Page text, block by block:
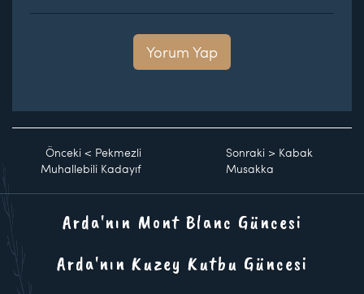
Yorum Yap
Önceki < Pekmezli
Muhallebili Kadayıf
Sonraki > Kabak
Musakka
Arda'nın Mont Blanc Güncesi
Arda'nın Kuzey Kutbu Güncesi